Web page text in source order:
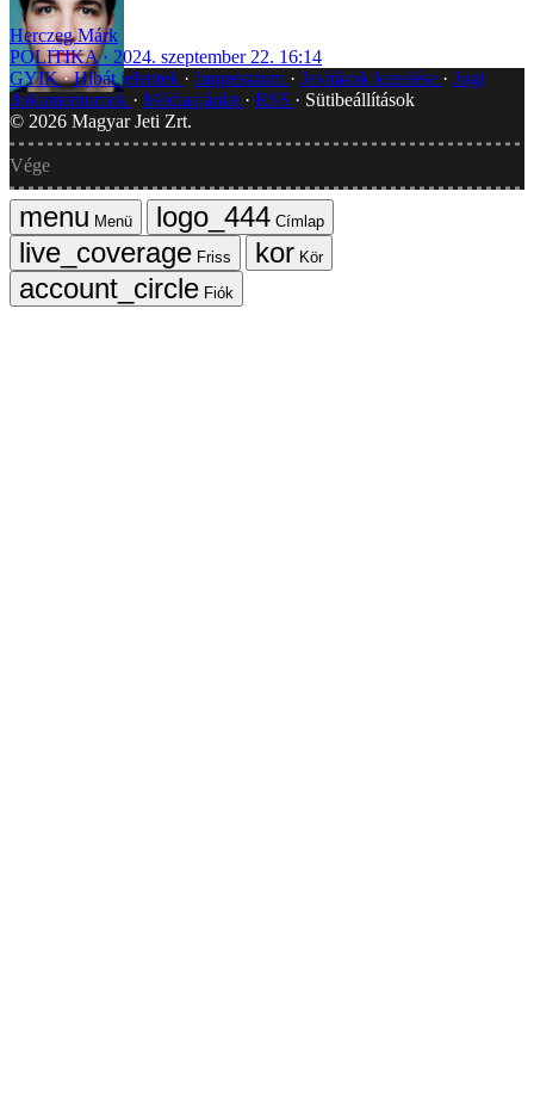
Herczeg Márk
POLITIKA
2024. szeptember 22. 16:14
GYIK Hibát jelentek Impresszum Javítások kezelése
Jogi
dokumentumok
Médiaajánlat RSS
Sütibeállítások
© 2026 Magyar Jeti Zrt.
Vége
Menü
Címlap
Friss
Kör
Fiók